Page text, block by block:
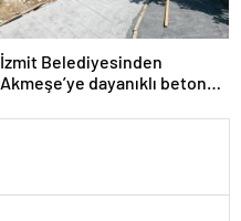
İzmit Belediyesinden
Akmeşe’ye dayanıklı beton